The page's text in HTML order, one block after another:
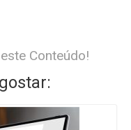
Conteúdo!